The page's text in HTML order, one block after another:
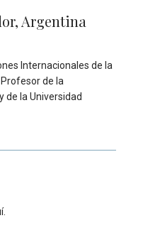
Argentina
Internacionales de la
de la
de la Universidad